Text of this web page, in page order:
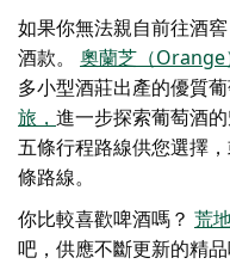
如果你無法親自前往酒
酒款。 奧蘭芝（Orange
多小型酒莊出產的優質
旅， 進一步探索葡萄酒的
五條行程路線供您選擇
條路線。
你比較喜歡啤酒嗎？ 荒
吧，供應不斷更新的精